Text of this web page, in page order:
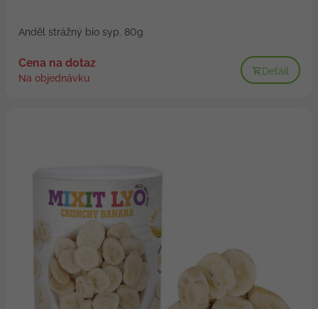
Anděl strážný bio syp. 80g
Cena na dotaz
Na objednávku
Detail